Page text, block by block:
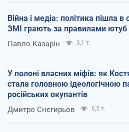
Війна і медіа: політика пішла
ЗМІ грають за правилами ютуб
Павло Казарін 3,1 т.
У полоні власних міфів: як
стала головною ідеологічною
російських окупантів
Дмитро Снєгирьов 6,5 т.